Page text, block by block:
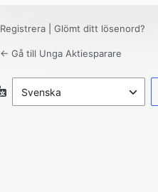
Registrera Glömt ditt lösenord?
← Gå till Unga Aktiesparare
Språk